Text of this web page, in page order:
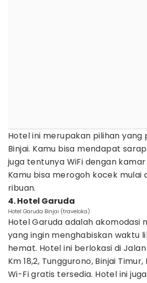
Hotel ini merupakan pilihan yang
Binjai. Kamu bisa mendapat
juga tentunya WiFi dengan
Kamu bisa merogoh kocek mulai
ribuan.
4. Hotel Garuda
Hotel Garuda Binjai (traveloka)
Hotel Garuda adalah akomodasi
yang ingin menghabiskan waktu
hemat. Hotel ini berlokasi di
Km 18,2, Tunggurono, Binjai Timur,
Wi-Fi gratis tersedia. Hotel ini